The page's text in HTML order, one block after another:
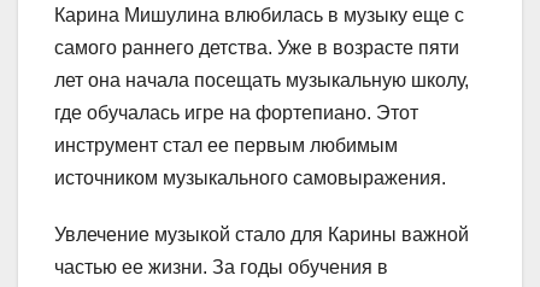
Карина Мишулина влюбилась в музыку еще с
самого раннего детства. Уже в возрасте пяти
лет она начала посещать музыкальную школу,
где обучалась игре на фортепиано. Этот
инструмент стал ее первым любимым
источником музыкального самовыражения.
Увлечение музыкой стало для Карины важной
частью ее жизни. За годы обучения в